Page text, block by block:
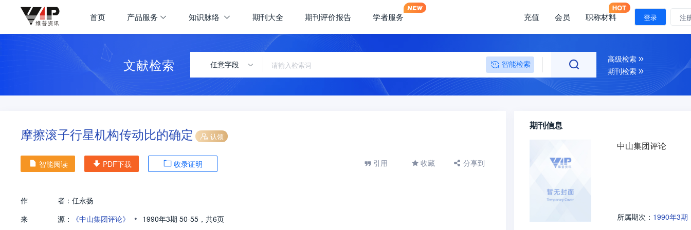
首页 产品服务 知识脉络 期刊大全 期刊评价报告 学者服务 充值 会员 职称材料 登录 注
文献检索 任意字段 智能检索
高级检索
期刊检索
摩擦滚子行星机构传动比的确定 认领
智能阅读 PDF下载 收录证明 引用 收藏 分享到
作 者： 任永扬
来
源： 《中山集团评论》 • 1990年3期 50-55， 共6页
期刊信息
中山集团评论
所属期次： 1990年3期